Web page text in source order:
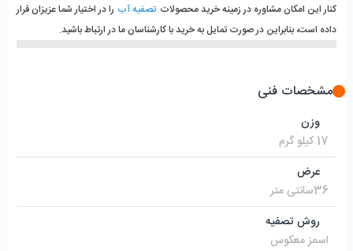
کنار این امکان مشاوره در زمینه خرید محصولات تصفیه آب را در اختیار شما عزیزان قرار
داده است، بنابراین در صورت تمایل به خرید با کارشناسان ما در ارتباط باشید.
مشخصات فنی
وزن
17 کیلو گرم
عرض
36سانتی متر
روش تصفیه
اسمز معکوس